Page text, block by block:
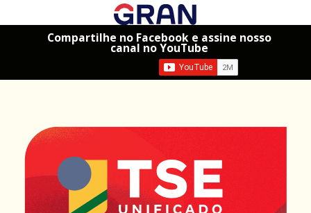
Compartilhe no Facebook e assine nosso
canal no YouTube